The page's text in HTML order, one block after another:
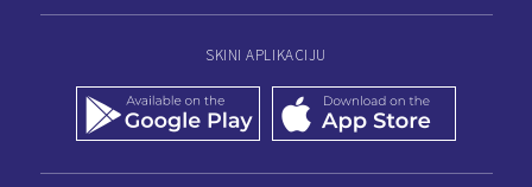
SKINI APLIKACIJU